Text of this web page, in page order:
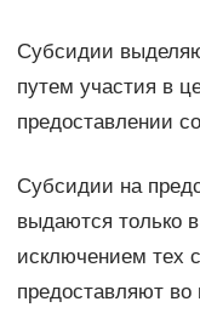
Субсидии
путем участия в
предоставлении
Субсидии на
выдаются только
исключением тех
предоставляют